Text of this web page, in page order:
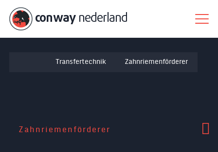
conwaynederland
Transfertechnik Zahnriemenförderer
Zahnriemenförderer